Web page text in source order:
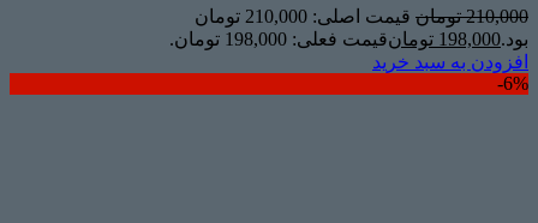
210,000 تومان
قیمت اصلی: 210,000 تومان
بود.198,000 تومانقیمت فعلی: 198,000 تومان.
افزودن به سبد خرید
6%-